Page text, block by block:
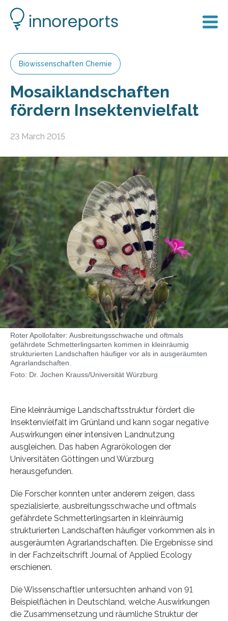
Biowissenschaften Chemie
Mosaiklandschaften
fördern Insektenvielfalt
23 March 2015
Roter Apollofalter: Ausbreitungsschwache und oftmals
gefährdete Schmetterlingsarten kommen in kleinräumig
strukturierten Landschaften häufiger vor als in ausgeräumten
Agrarlandschaften.
Foto: Dr. Jochen Krauss/Universität Würzburg
Eine kleinräumige Landschaftsstruktur fördert die
Insektenvielfalt im Grünland und kann sogar negative
Auswirkungen einer intensiven Landnutzung
ausgleichen. Das haben Agrarökologen der
Universitäten Göttingen und Würzburg
herausgefunden.
Die Forscher konnten unter anderem zeigen, dass
spezialisierte, ausbreitungsschwache und oftmals
gefährdete Schmetterlingsarten in kleinräumig
strukturierten Landschaften häufiger vorkommen als in
ausgeräumten Agrarlandschaften. Die Ergebnisse sind
in der Fachzeitschrift Journal of Applied Ecology
erschienen.
Die Wissenschaftler untersuchten anhand von 91
Beispielflächen in Deutschland, welche Auswirkungen
die Zusammensetzung und räumliche Struktur der